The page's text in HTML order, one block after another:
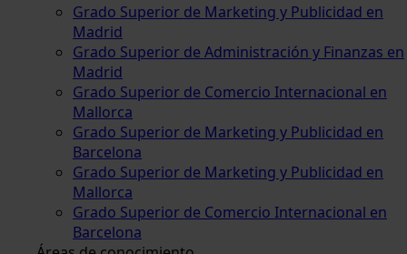
Grado Superior de Marketing y Publicidad en
Madrid
Grado Superior de Administración y Finanzas en
Madrid
Grado Superior de Comercio Internacional en
Mallorca
Grado Superior de Marketing y Publicidad en
Barcelona
Grado Superior de Marketing y Publicidad en
Mallorca
Grado Superior de Comercio Internacional en
Barcelona